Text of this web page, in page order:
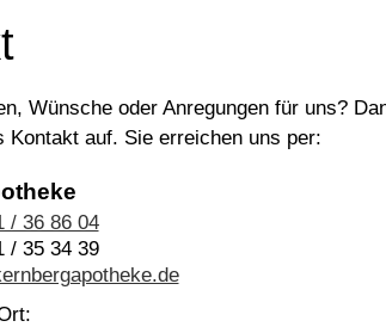
Wünsche oder Anregungen für uns?
Kontakt auf. Sie erreichen uns per:
/ 36 86 04
/ 35 34 39